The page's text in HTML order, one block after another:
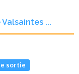
...
sortie